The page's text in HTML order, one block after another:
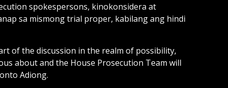
spokespersons, kinokonsidera at
sa mismong trial proper, kabilang ang hindi
of the discussion in the realm of possibility,
about and the House Prosecution Team will
Adiong.